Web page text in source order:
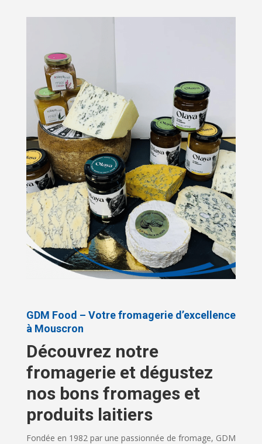
GDM Food – Votre fromagerie d’excellence
à Mouscron
Découvrez notre
fromagerie et dégustez
nos bons fromages et
produits laitiers
Fondée en 1982 par une passionnée de fromage, GDM